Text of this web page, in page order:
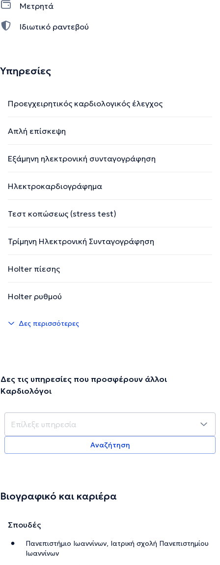
Μετρητά
Ιδιωτικό ραντεβού
Υπηρεσίες
Προεγχειρητικός καρδιολογικός έλεγχος
Απλή επίσκεψη
Εξάμηνη ηλεκτρονική συνταγογράφηση
Ηλεκτροκαρδιογράφημα
Τεστ κοπώσεως (stress test)
Τρίμηνη Ηλεκτρονική Συνταγογράφηση
Holter πίεσης
Holter ρυθμού
Δες περισσότερες
Δες τις υπηρεσίες που προσφέρουν άλλοι
Καρδιολόγοι
Αναζήτηση
Βιογραφικό και καριέρα
Σπουδές
Πανεπιστήμιο Ιωαννίνων, Ιατρική σχολή Πανεπιστημίου
Ιωαννίνων